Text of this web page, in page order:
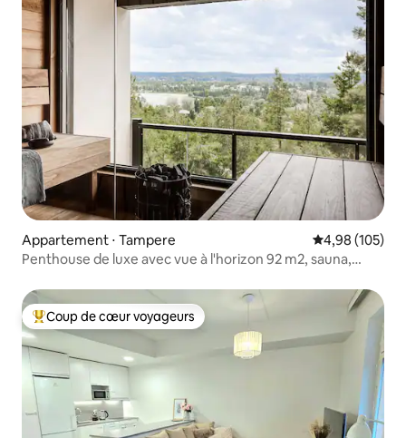
Appartement ⋅ Tampere Évaluation
4,98 (105)
Penthouse de luxe avec vue à l'horizon 92 m2, sauna,
Coups de cœur voyageurs les plus appréciés
Coup de cœur voyageurs